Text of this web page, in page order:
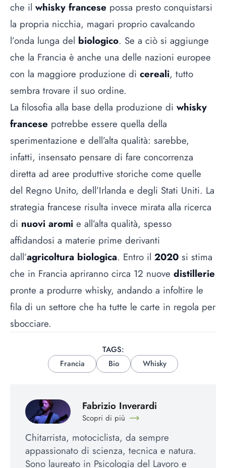
che il whisky francese possa presto conquistarsi
la propria nicchia, magari proprio cavalcando
l’onda lunga del biologico. Se a ciò si aggiunge
che la Francia è anche una delle nazioni europee
con la maggiore produzione di cereali, tutto
sembra trovare il suo ordine.
La filosofia alla base della produzione di whisky
francese potrebbe essere quella della
sperimentazione e dell’alta qualità: sarebbe,
infatti, insensato pensare di fare concorrenza
diretta ad aree produttive storiche come quelle
del Regno Unito, dell’Irlanda e degli Stati Uniti. La
strategia francese risulta invece mirata alla ricerca
di nuovi aromi e all’alta qualità, spesso
affidandosi a materie prime derivanti
dall’agricoltura biologica. Entro il 2020 si stima
che in Francia apriranno circa 12 nuove distillerie
pronte a produrre whisky, andando a infoltire le
fila di un settore che ha tutte le carte in regola per
sbocciare.
TAGS:
Francia
Bio Whisky
Fabrizio Inverardi
Scopri di più
Chitarrista, motociclista, da sempre
appassionato di scienza, tecnica e natura.
Sono laureato in Psicologia del Lavoro e